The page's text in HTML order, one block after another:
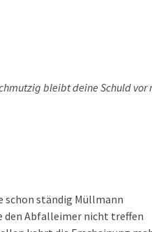
bleibt deine Schuld vor
schon ständig Müllmann
den Abfalleimer nicht treffen